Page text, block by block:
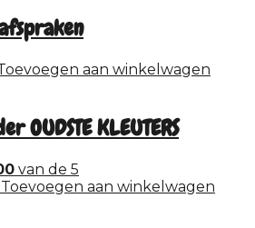
aan winkelwagen
OUDSTE KLEUTERS
van de 5
Toevoegen aan winkelwagen